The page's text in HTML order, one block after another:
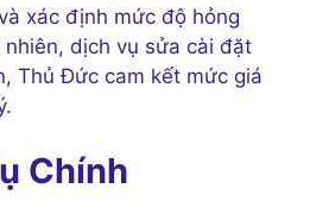
xác định mức độ hỏng
nhiên, dịch vụ sửa cài đặt
Thủ Đức cam kết mức giá
Chính